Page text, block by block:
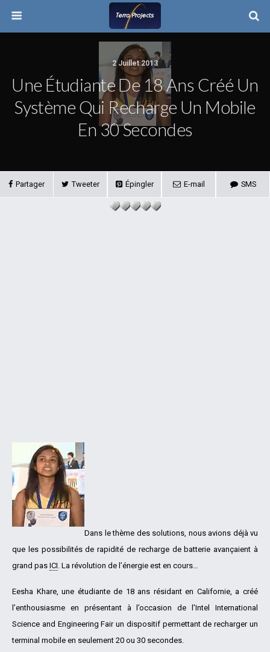
2 Juillet 2013
Une Étudiante De 18 Ans Créé Un
Système Qui Recharge Un Mobile
En 30 Secondes
Partager Tweeter Épingler E-mail SMS
Dans le thème des solutions, nous avions déjà vu
que les possibilités de rapidité de recharge de batterie avançaient à
grand pas ICI. La révolution de l’énergie est en cours…
Eesha Khare, une étudiante de 18 ans résidant en Californie, a créé
l’enthousiasme en présentant à l’occasion de l’Intel International
Science and Engineering Fair un dispositif permettant de recharger un
terminal mobile en seulement 20 ou 30 secondes.